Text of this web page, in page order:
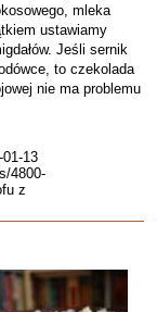
mleka
ustawiamy
Jeśli sernik
to czekolada
nie ma problemu
13
4800-
z